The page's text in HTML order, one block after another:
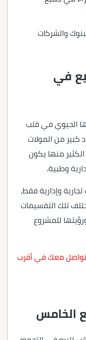
والشركات
في
الحيوي في قلب
كبير من المولات
منها يكون
وطبية.
وإدارية فقط،
تلك التقسيمات
للمشروع
معك في أقرب
الخامس